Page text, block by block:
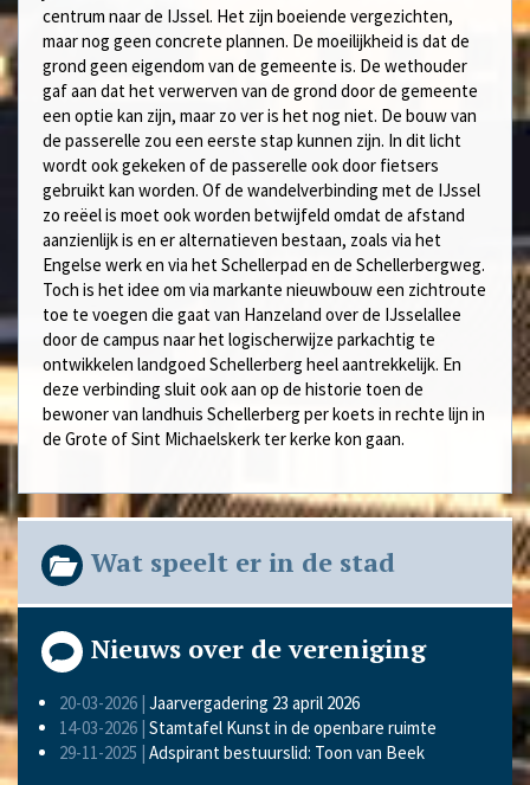
centrum naar de IJssel. Het zijn boeiende vergezichten,
maar nog geen concrete plannen. De moeilijkheid is dat de
grond geen eigendom van de gemeente is. De wethouder
gaf aan dat het verwerven van de grond door de gemeente
een optie kan zijn, maar zo ver is het nog niet. De bouw van
de passerelle zou een eerste stap kunnen zijn. In dit licht
wordt ook gekeken of de passerelle ook door fietsers
gebruikt kan worden. Of de wandelverbinding met de IJssel
zo reëel is moet ook worden betwijfeld omdat de afstand
aanzienlijk is en er alternatieven bestaan, zoals via het
Engelse werk en via het Schellerpad en de Schellerbergweg.
Toch is het idee om via markante nieuwbouw een zichtroute
toe te voegen die gaat van Hanzeland over de IJsselallee
door de campus naar het logischerwijze parkachtig te
ontwikkelen landgoed Schellerberg heel aantrekkelijk. En
deze verbinding sluit ook aan op de historie toen de
bewoner van landhuis Schellerberg per koets in rechte lijn in
de Grote of Sint Michaelskerk ter kerke kon gaan.
Wat speelt er in de stad
Nieuws over de vereniging
20-03-2026 | Jaarvergadering 23 april 2026
14-03-2026 | Stamtafel Kunst in de openbare ruimte
29-11-2025 | Adspirant bestuurslid: Toon van Beek